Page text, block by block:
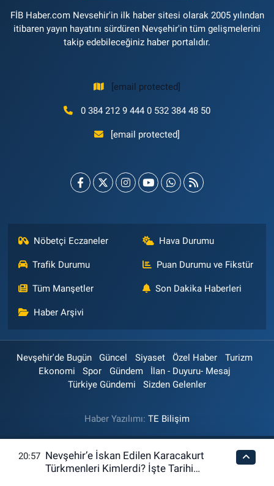
FİB Haber.com Nevsehir'in ilk haber sitesi olarak 2005 yılından
itibaren yayın hayatını sürdüren Nevşehir'in tüm gelişmelerini
takip edebileceğiniz haber portalıdır.
[email protected]
0 384 212 9 444 0 532 384 48 50
[email protected]
Nöbetçi Eczaneler Hava Durumu
Trafik Durumu Puan Durumu ve Fikstür
Tüm Manşetler Son Dakika Haberleri
Haber Arşivi
Nevşehir'de Bugün Güncel Siyaset Özel Haber
Turizm
Ekonomi
Spor Gündem
İlan - Duyuru- Mesaj
Türkiye Gündemi
Sizden Gelenler
Haber Yazılımı: TE Bilişim
20:57 Nevşehir’e İskan Edilen Karacakurt
Türkmenleri Kimlerdi? İşte Tarihi